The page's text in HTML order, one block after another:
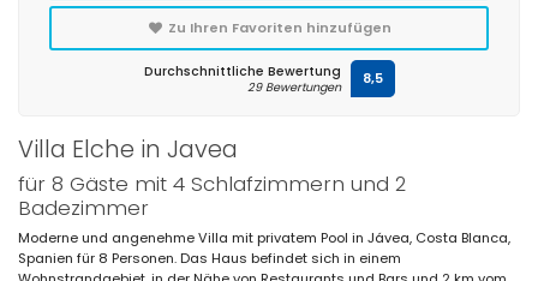
Villa Elche in Javea
für 8 Gäste mit 4 Schlafzimmern und 2
Badezimmer
Moderne und angenehme Villa mit privatem Pool in Jávea, Costa Blanca,
Spanien für 8 Personen. Das Haus befindet sich in einem
Zu Ihren Favoriten hinzufügen
Durchschnittliche Bewertung
29 Bewertungen 8,5